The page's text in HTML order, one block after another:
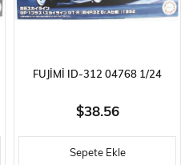
FUJIMI ID-312 04768 1/24
ÖLÇEK, NISSAN KYOSEKI
SKYLINE GP-1 PLUS (SKYLINE
$38.56
Sepete Ekle